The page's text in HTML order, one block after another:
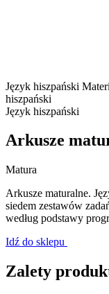
Język hiszpański
hiszpański
Język hiszpański
Arkusze
Matura
Arkusze maturalne.
siedem zestawów
według podstawy
Idź do sklepu
Zalety